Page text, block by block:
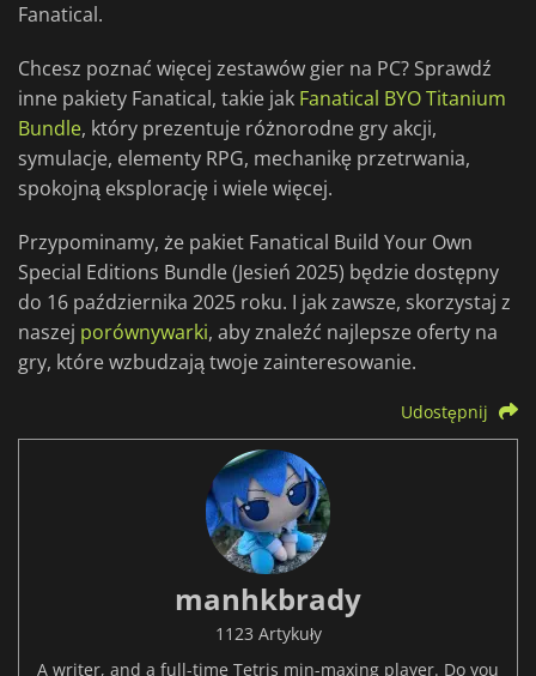
Fanatical.
Chcesz poznać więcej zestawów gier na PC? Sprawdź
inne pakiety Fanatical, takie jak Fanatical BYO Titanium
Bundle, który prezentuje różnorodne gry akcji,
symulacje, elementy RPG, mechanikę przetrwania,
spokojną eksplorację i wiele więcej.
Przypominamy, że pakiet Fanatical Build Your Own
Special Editions Bundle (Jesień 2025) będzie dostępny
do 16 października 2025 roku. I jak zawsze, skorzystaj z
naszej porównywarki, aby znaleźć najlepsze oferty na
gry, które wzbudzają twoje zainteresowanie.
Udostępnij
manhkbrady
1123 Artykuły
A writer, and a full-time Tetris min-maxing player. Do you